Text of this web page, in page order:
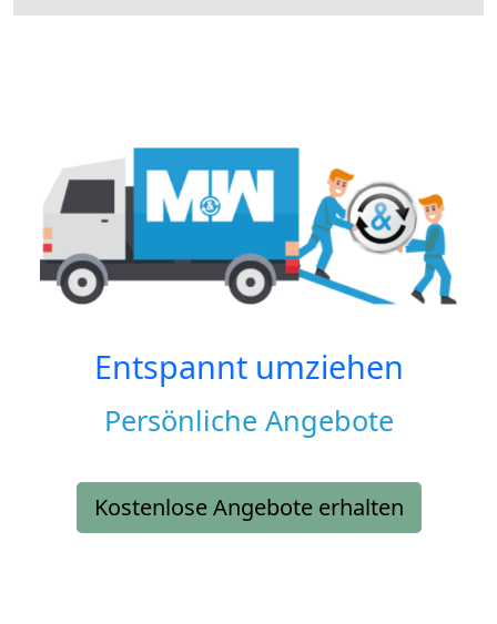
Entspannt umziehen
Persönliche Angebote
Kostenlose Angebote erhalten